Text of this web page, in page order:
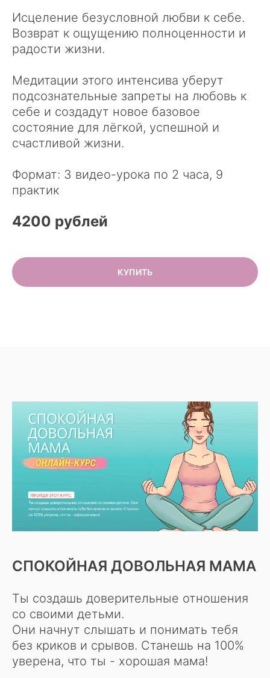
Исцеление безусловной любви к себе.
Возврат к ощущению полноценности и
радости жизни.
Медитации этого интенсива уберут
подсознательные запреты на любовь к
себе и создадут новое базовое
состояние для лёгкой, успешной и
счастливой жизни.
Формат: 3 видео-урока по 2 часа, 9
практик
4200 рублей
КУПИТЬ
СПОКОЙНАЯ ДОВОЛЬНАЯ МАМА
Ты создашь доверительные отношения
со своими детьми.
Они начнут слышать и понимать тебя
без криков и срывов. Станешь на 100%
уверена, что ты - хорошая мама!